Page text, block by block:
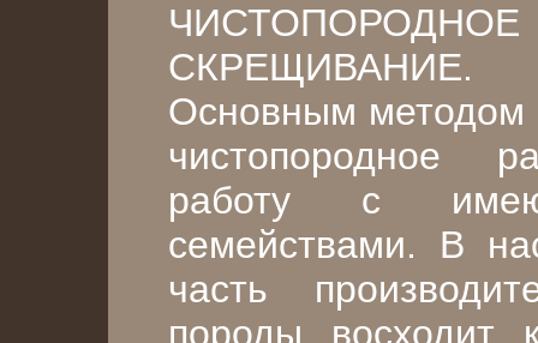
СКРЕЩИВАНИЕ.
Основным методом
чистопородное
работу с
семействами. В
часть
породы восходит